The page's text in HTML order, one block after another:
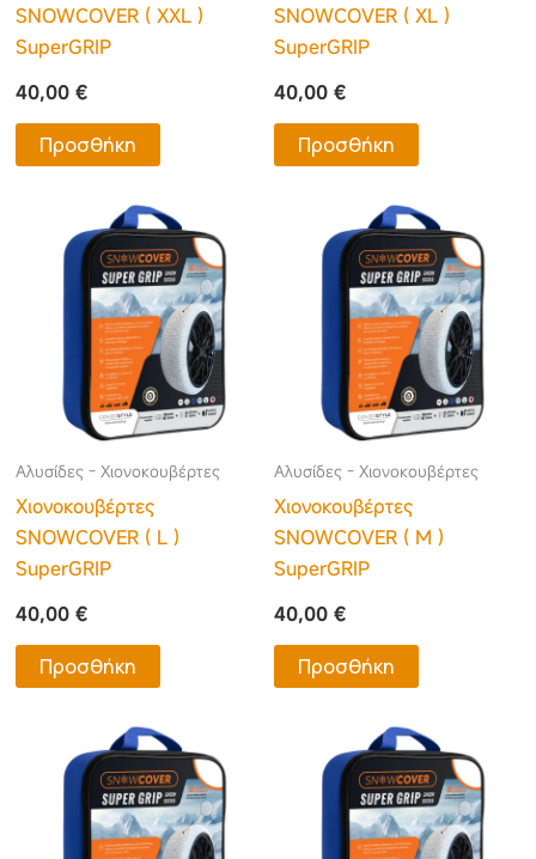
SNOWCOVER ( XXL )
SuperGRIP
40,00€
Προσθήκη
SNOWCOVER ( XL )
SuperGRIP
40,00 €
Προσθήκη
Αλυσίδες - Χιονοκουβέρτες
Χιονοκουβέρτες
SNOWCOVER ( L )
SuperGRIP
40,00€
Προσθήκη
Αλυσίδες - Χιονοκουβέρτες
Χιονοκουβέρτες
SNOWCOVER ( M )
SuperGRIP
40,00 €
Προσθήκη